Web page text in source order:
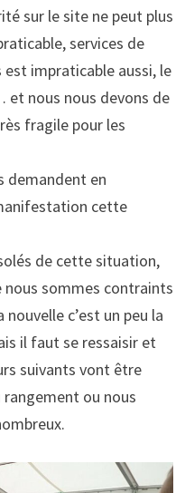
sur le site ne peut plus
services de
impraticable aussi, le
et nous nous devons de
fragile pour les
demandent en
cette
de cette situation,
nous sommes contraints
nouvelle c’est un peu la
il faut se ressaisir et
suivants vont être
ou nous